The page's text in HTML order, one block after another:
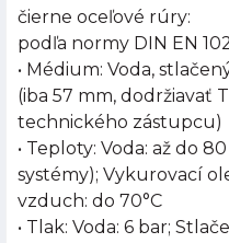
čierne oceľové rúry:
podľa normy DIN EN
• Médium: Voda,
(iba 57 mm, dodržiavať
technického zástupcu)
• Teploty: Voda: až do
systémy); Vykurovací
vzduch: do 70°C
• Tlak: Voda: 6 bar;